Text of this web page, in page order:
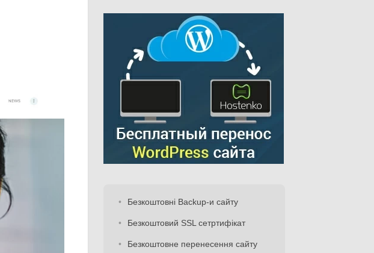
Безкоштовні Backup-и сайту
Безкоштовий SSL сетртифікат
Безкоштовне перенесення сайту